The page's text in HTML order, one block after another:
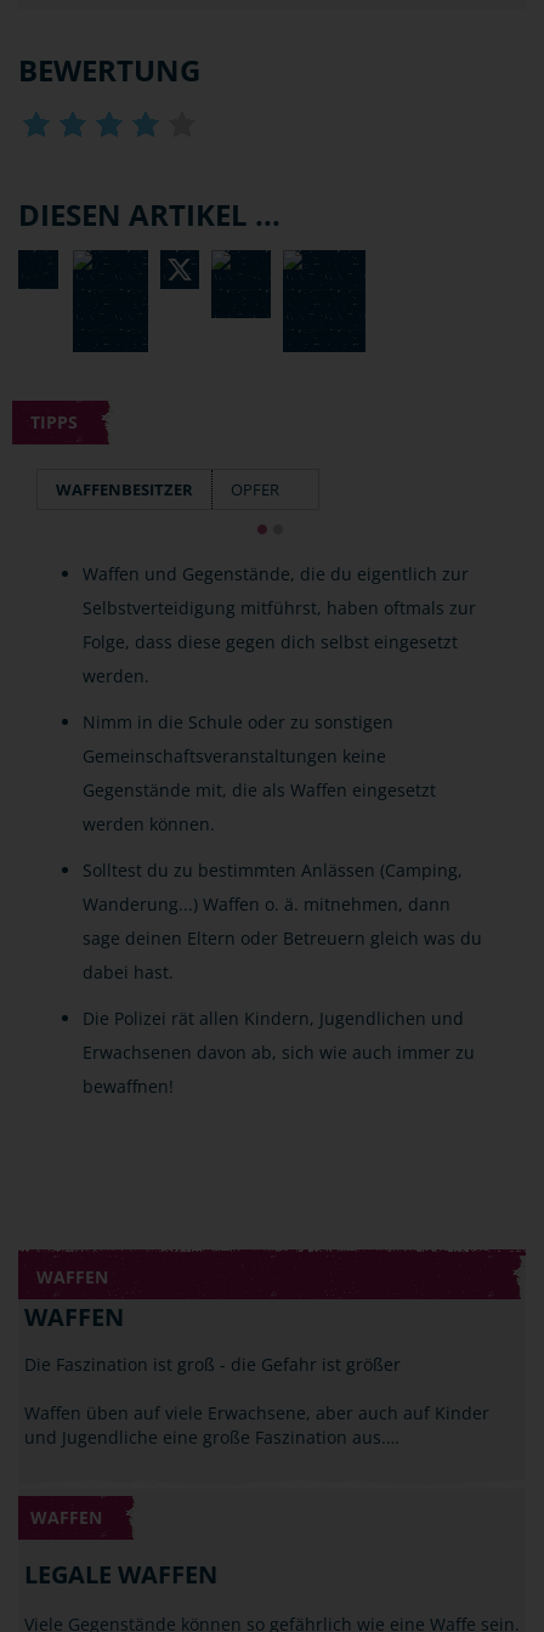
BEWERTUNG
DIESEN ARTIKEL ...
TIPPS
WAFFENBESITZER OPFER
Waffen und Gegenstände, die du eigentlich zur
Selbstverteidigung mitführst, haben oftmals zur
Folge, dass diese gegen dich selbst eingesetzt
werden.
Nimm in die Schule oder zu sonstigen
Gemeinschaftsveranstaltungen keine
Gegenstände mit, die als Waffen eingesetzt
werden können.
Solltest du zu bestimmten Anlässen (Camping,
Wanderung...) Waffen o. ä. mitnehmen, dann
sage deinen Eltern oder Betreuern gleich was du
dabei hast.
Die Polizei rät allen Kindern, Jugendlichen und
Erwachsenen davon ab, sich wie auch immer zu
bewaffnen!
WAFFEN
WAFFEN
Die Faszination ist groß - die Gefahr ist größer
Waffen üben auf viele Erwachsene, aber auch auf Kinder
und Jugendliche eine große Faszination aus.…
WAFFEN
LEGALE WAFFEN
Viele Gegenstände können so gefährlich wie eine Waffe sein.